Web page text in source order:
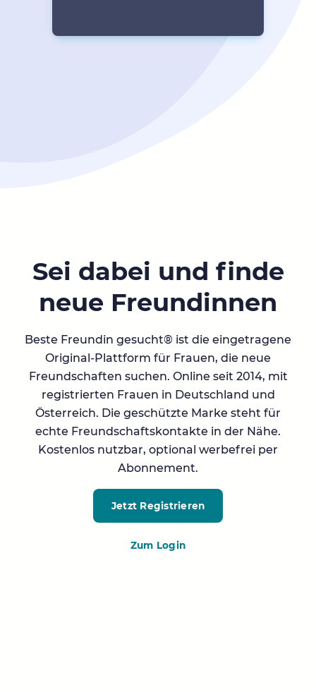
Sei dabei und finde
neue Freundinnen
Beste Freundin gesucht® ist die eingetragene
Original-Plattform für Frauen, die neue
Freundschaften suchen. Online seit 2014, mit
registrierten Frauen in Deutschland und
Österreich. Die geschützte Marke steht für
echte Freundschaftskontakte in der Nähe.
Kostenlos nutzbar, optional werbefrei per
Abonnement.
Jetzt Registrieren
Zum Login